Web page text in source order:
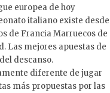
europea de hoy
italiano existe desde
de Francia Marruecos de
Las mejores apuestas de
descanso.
diferente de jugar
más propuestas por las